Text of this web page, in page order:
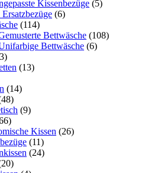
Kissenbezüge (5)
(6)
(114)
Bettwäsche (108)
Bettwäsche (6)
(13)
(14)
(9)
Kissen (26)
(11)
(24)